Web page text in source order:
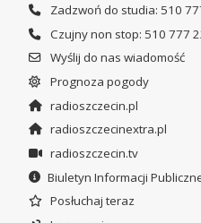
Zadzwoń do studia: 510
Czujny non stop: 510 777
Wyślij do nas wiadomość
Prognoza pogody
radioszczecin.pl
radioszczecinextra.pl
radioszczecin.tv
Biuletyn Informacji
Posłuchaj teraz